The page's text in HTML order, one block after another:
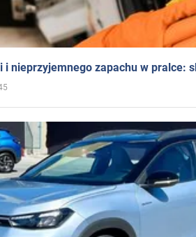
i nieprzyjemnego zapachu w pralce: